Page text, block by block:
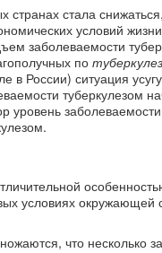
стала
условий
заболеваемости
по
России) ситуация
туберкулезом
уровень
условиях окружающей
что несколько